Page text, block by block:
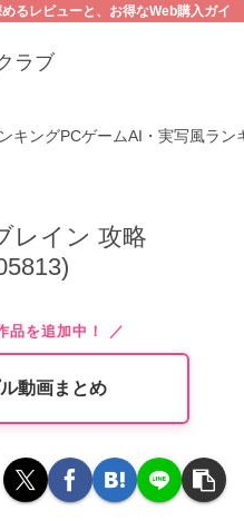
るレビューと、お得なWeb購入ガイ
ラブ
キングPCゲームAI・実写風ラン
レイン 攻略
品を追加中！ ／
動画まとめ